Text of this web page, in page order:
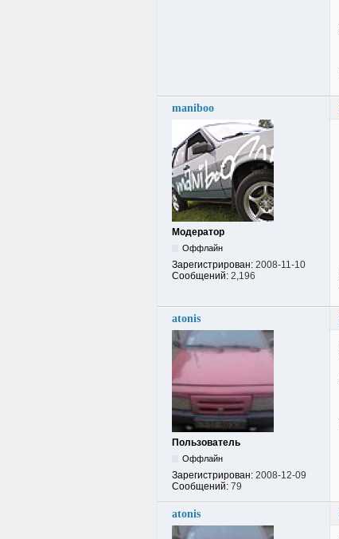
maniboo
Модератор
Оффлайн
Зарегистрирован: 2008-11-10
Сообщений: 2,196
atonis
Пользователь
Оффлайн
Зарегистрирован: 2008-12-09
Сообщений: 79
atonis